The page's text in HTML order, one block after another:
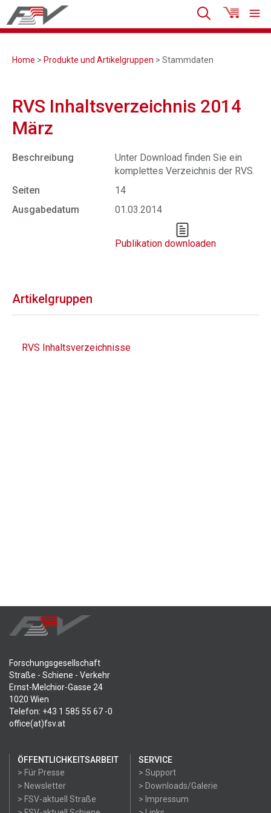
Home > Produkte und Artikelgruppen > Stammdaten
RVS Inhaltsverzeichnis 2014
März
Beschreibung
Unter Download finden Sie ein
komplettes Verzeichnis der RVS.
Seiten
14
Ausgabedatum
01.03.2014
Publikation downloaden
Artikelgruppen
RVS Inhaltsverzeichnisse
Forschungsgesellschaft
Straße - Schiene - Verkehr
Ernst-Melchior-Gasse 24
1020 Wien
Telefon: +43 1 585 55 67 -0
office(at)fsv.at
ÖFFENTLICHKEITSARBEIT
> Für Presse
> Newsletter
> FSV-aktuell Straße
SERVICE
> Support
> Downloads/Galerie
> Impressum